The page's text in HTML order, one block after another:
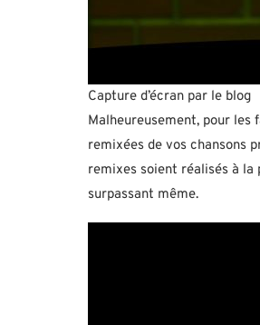
Capture d’écran par le blog
Malheureusement, pour les
remixées de vos chansons
remixes soient réalisés à la
surpassant même.